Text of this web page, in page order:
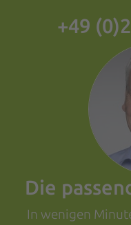
+49
Die
In wenigen